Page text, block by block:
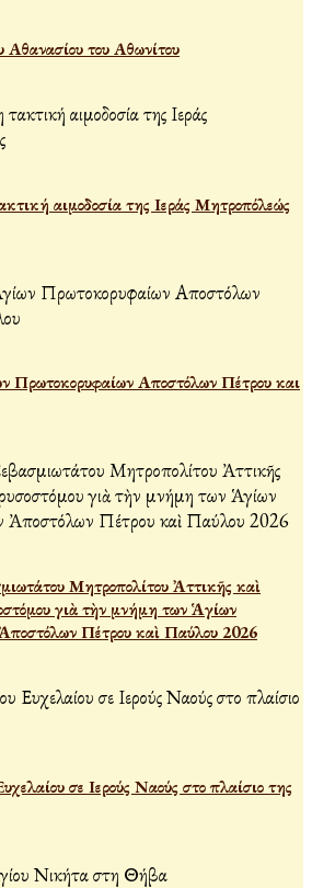
του Αθωνίτου
αιμοδοσία της Ιεράς Μητροπόλεώς
Πρωτοκορυφαίων Αποστόλων Πέτρου και
Μητροπολίτου Ἀττικῆς καὶ
γιὰ τὴν μνήμη των Ἁγίων
Πέτρου καὶ Παύλου 2026
σε Ιερούς Ναούς στο πλαίσιο της